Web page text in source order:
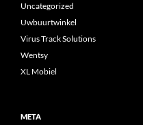
Uncategorized
Uwbuurtwinkel
Virus Track Solutions
Wentsy
XL Mobiel
META